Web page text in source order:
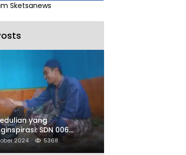
Sketsanews
yang
SDN 006
Gelar Program
Segenggam Beras”
2024 5368